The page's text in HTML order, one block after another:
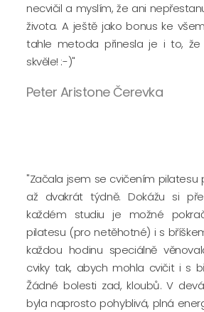
necvičil a myslím, že ani
života. A ještě jako bonus ke
tahle metoda přinesla je i to,
skvěle! :-)"
Peter Aristone Čerevka
"Začala jsem se cvičením pilatesu
až dvakrát týdně. Dokážu si
každém studiu je možné
pilatesu (pro netěhotné) i s
každou hodinu speciálně
cviky tak, abych mohla cvičit i s
Žádné bolesti zad, kloubů. V
byla naprosto pohyblivá, plná